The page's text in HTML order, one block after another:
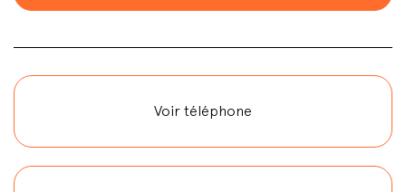
Voir téléphone